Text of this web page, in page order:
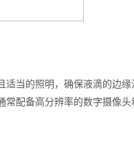
当的照明，确保液滴的边
配备高分辨率的数字摄像头